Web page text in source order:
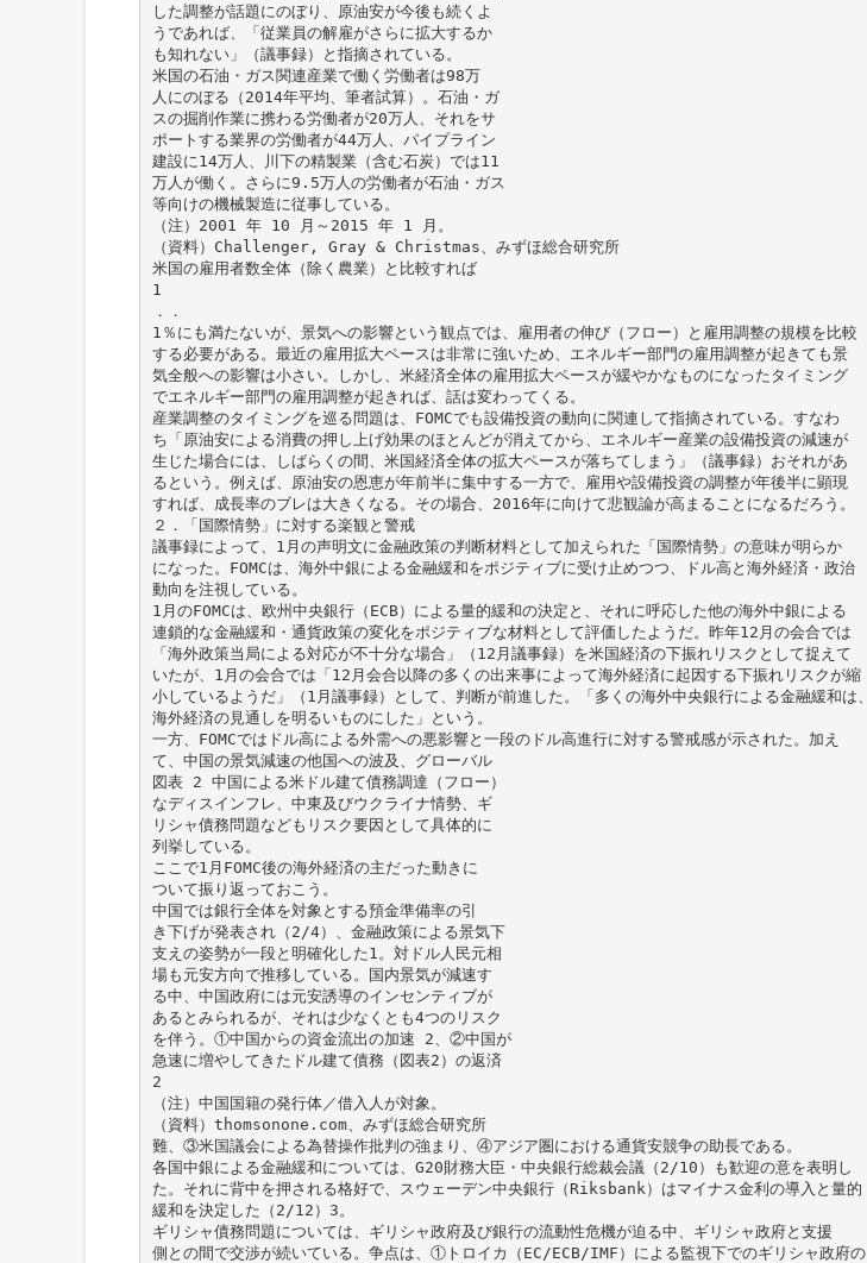
した調整が話題にのぼり、原油安が今後も続くよ
うであれば、「従業員の解雇がさらに拡大するか
も知れない」（議事録）と指摘されている。
米国の石油・ガス関連産業で働く労働者は98万
人にのぼる（2014年平均、筆者試算）。石油・ガ
スの掘削作業に携わる労働者が20万人、それをサ
ポートする業界の労働者が44万人、パイプライン
建設に14万人、川下の精製業（含む石炭）では11
万人が働く。さらに9.5万人の労働者が石油・ガス
等向けの機械製造に従事している。
（注）2001 年 10 月～2015 年 1 月。
（資料）Challenger, Gray & Christmas、みずほ総合研究所
米国の雇用者数全体（除く農業）と比較すれば
1
．．
1％にも満たないが、景気への影響という観点では、雇用者の伸び（フロー）と雇用調整の規模を比較
する必要がある。最近の雇用拡大ペースは非常に強いため、エネルギー部門の雇用調整が起きても景
気全般への影響は小さい。しかし、米経済全体の雇用拡大ペースが緩やかなものになったタイミング
でエネルギー部門の雇用調整が起きれば、話は変わってくる。
産業調整のタイミングを巡る問題は、FOMCでも設備投資の動向に関連して指摘されている。すなわ
ち「原油安による消費の押し上げ効果のほとんどが消えてから、エネルギー産業の設備投資の減速が
生じた場合には、しばらくの間、米国経済全体の拡大ペースが落ちてしまう」（議事録）おそれがあ
るという。例えば、原油安の恩恵が年前半に集中する一方で、雇用や設備投資の調整が年後半に顕現
すれば、成長率のブレは大きくなる。その場合、2016年に向けて悲観論が高まることになるだろう。
２．「国際情勢」に対する楽観と警戒
議事録によって、1月の声明文に金融政策の判断材料として加えられた「国際情勢」の意味が明らか
になった。FOMCは、海外中銀による金融緩和をポジティブに受け止めつつ、ドル高と海外経済・政治
動向を注視している。
1月のFOMCは、欧州中央銀行（ECB）による量的緩和の決定と、それに呼応した他の海外中銀による
連鎖的な金融緩和・通貨政策の変化をポジティブな材料として評価したようだ。昨年12月の会合では
「海外政策当局による対応が不十分な場合」（12月議事録）を米国経済の下振れリスクとして捉えて
いたが、1月の会合では「12月会合以降の多くの出来事によって海外経済に起因する下振れリスクが縮
小しているようだ」（1月議事録）として、判断が前進した。「多くの海外中央銀行による金融緩和は、
海外経済の見通しを明るいものにした」という。
一方、FOMCではドル高による外需への悪影響と一段のドル高進行に対する警戒感が示された。加え
て、中国の景気減速の他国への波及、グローバル
図表 2 中国による米ドル建て債務調達（フロー）
なディスインフレ、中東及びウクライナ情勢、ギ
リシャ債務問題などもリスク要因として具体的に
列挙している。
ここで1月FOMC後の海外経済の主だった動きに
ついて振り返っておこう。
中国では銀行全体を対象とする預金準備率の引
き下げが発表され（2/4）、金融政策による景気下
支えの姿勢が一段と明確化した1。対ドル人民元相
場も元安方向で推移している。国内景気が減速す
る中、中国政府には元安誘導のインセンティブが
あるとみられるが、それは少なくとも4つのリスク
を伴う。①中国からの資金流出の加速 2、②中国が
急速に増やしてきたドル建て債務（図表2）の返済
2
（注）中国国籍の発行体／借入人が対象。
（資料）thomsonone.com、みずほ総合研究所
難、③米国議会による為替操作批判の強まり、④アジア圏における通貨安競争の助長である。
各国中銀による金融緩和については、G20財務大臣・中央銀行総裁会議（2/10）も歓迎の意を表明し
た。それに背中を押される格好で、スウェーデン中央銀行（Riksbank）はマイナス金利の導入と量的
緩和を決定した（2/12）3。
ギリシャ債務問題については、ギリシャ政府及び銀行の流動性危機が迫る中、ギリシャ政府と支援
側との間で交渉が続いている。争点は、①トロイカ（EC/ECB/IMF）による監視下でのギリシャ政府の